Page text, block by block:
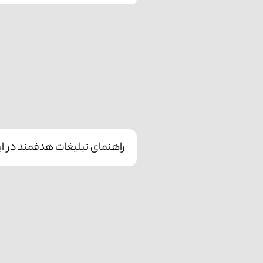
راهنمای تبلیغات هدفمند در